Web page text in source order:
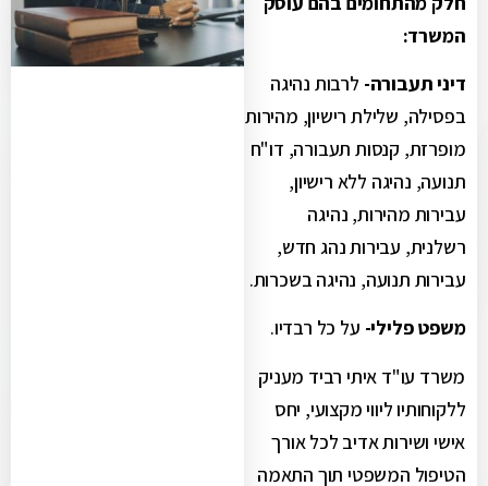
המשרד:
דיני תעבורה- לרבות נהיגה
בפסילה, שלילת רישיון, מהירות
מופרזת, קנסות תעבורה, דו"ח
תנועה, נהיגה ללא רישיון,
עבירות מהירות, נהיגה
רשלנית, עבירות נהג חדש,
עבירות תנועה, נהיגה בשכרות.
משפט פלילי- על כל רבדיו.
משרד עו"ד איתי רביד מעניק
ללקוחותיו ליווי מקצועי, יחס
אישי ושירות אדיב לכל אורך
הטיפול המשפטי תוך התאמה